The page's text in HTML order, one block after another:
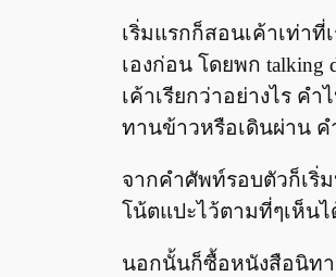
เริ่มแรกก็สอนเค้าเท่าที่
เองก่อน โดยพก talking
เค้าเรียกว่าอย่างไร ค
ทานข้าวหรือเดินผ่าน
จากคำศัพท์รอบตัวก็เริ่
โน้ตแปะไว้ตามที่ๆเห็น
นอกนั้นก็ซื้อหนังสือนิทา